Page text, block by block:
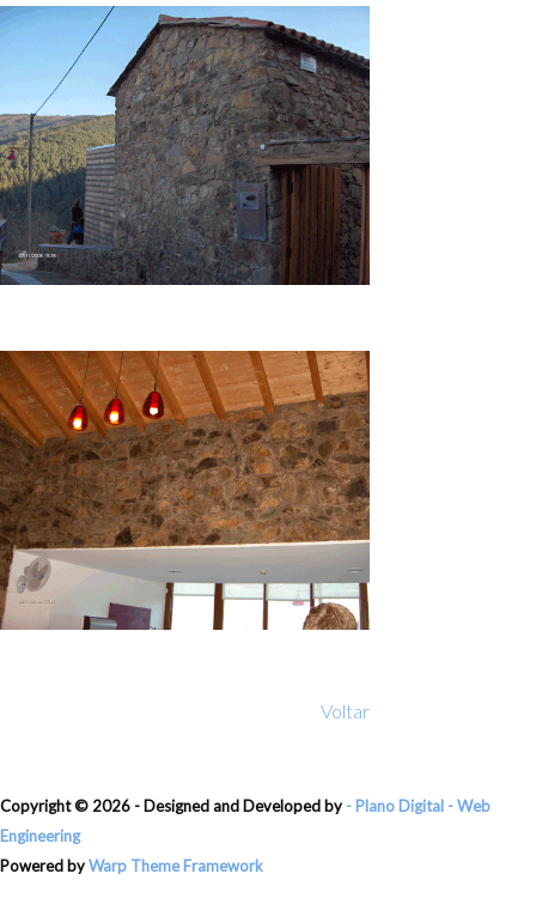
Voltar
Copyright © 2026 - Designed and Developed by - Plano Digital - Web
Engineering
Powered byWarp Theme Framework